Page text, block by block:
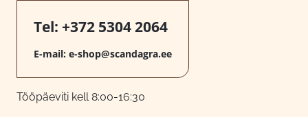
Tel: +372 5304 2064
E-mail: e-shop@scandagra.ee
Tööpäeviti kell 8:00-16:30